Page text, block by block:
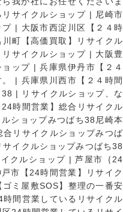
サイクルショップ | 尼崎市
プ | 大阪市西淀川区【２４時
川町【高価買取】リサイクル
サイクルショップ | 大阪豊
ョップ |兵庫県伊丹市【２４
| 兵庫県川西市【２４時間
|
リサイクルショップ、な
時間営業】総合リサイクル
ショップみつばち38尼崎本
リサイクルショップみつば
イクルショップみつばち38
クルショップ |芦屋市｛24
戸市【24時間営業】リサイク
ゴミ屋敷SOS】整理の一番安
間営業しているリサイクル